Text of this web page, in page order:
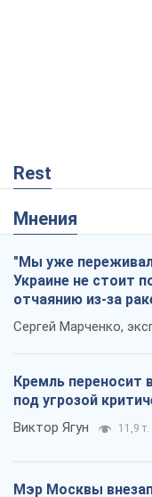
Rest
Мнения
"Мы уже
Украине не стоит
отчаянию из-за
Сергей Марченко,
Кремль переносит
под угрозой
Виктор Ягун 11,9 т.
Мэр Москвы